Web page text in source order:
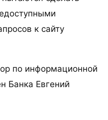
к сайту
по информационной
Банка Евгений